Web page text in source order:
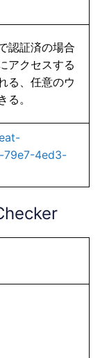
認証済の場合
アクセスする
る、任意のウ
。
79e7-4ed3-